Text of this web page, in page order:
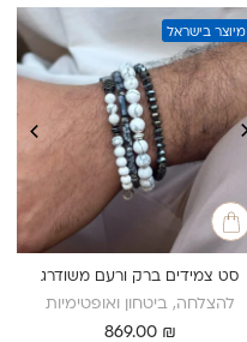
עד
מיוצר בישראל
סט צמידים ברק ורעם משודרג
להצלחה, ביטחון ואופטימיות
869.00 ₪